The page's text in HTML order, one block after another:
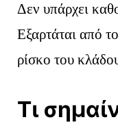
Δεν υπάρχει
Εξαρτάται από
ρίσκο του
Τι